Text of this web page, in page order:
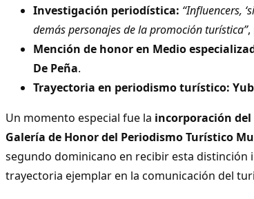
Investigación periodística: “Influencers,
demás personajes de la promoción turística”,
Mención de honor en Medio
De Peña.
Trayectoria en periodismo turístico:
Un momento especial fue la incorporación
Galería de Honor del Periodismo Turístico
segundo dominicano en recibir esta distinción
trayectoria ejemplar en la comunicación del